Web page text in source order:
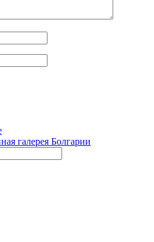
галерея Болгарии